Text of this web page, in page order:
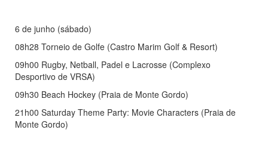
6 de junho (sábado)
08h28 Torneio de Golfe (Castro Marim Golf & Resort)
09h00 Rugby, Netball, Padel e Lacrosse (Complexo
Desportivo de VRSA)
09h30 Beach Hockey (Praia de Monte Gordo)
21h00 Saturday Theme Party: Movie Characters (Praia de
Monte Gordo)